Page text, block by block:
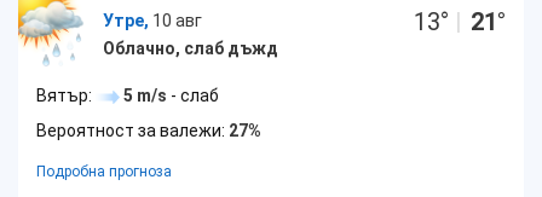
Утре, 10 авг
Облачно, слаб дъжд
13° | 21°
Вятър: 5 m/s - слаб
Вероятност за валежи: 27%
Подробна прогноза